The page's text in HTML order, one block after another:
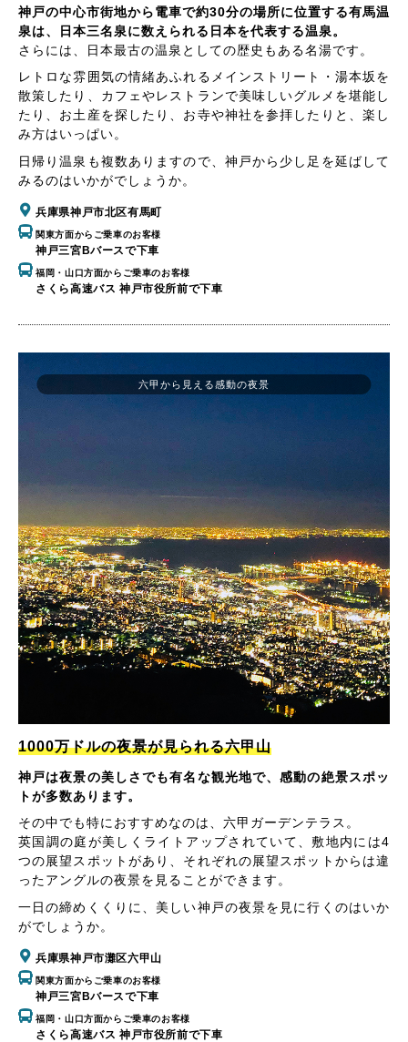
神戸の中心市街地から電車で約30分の場所に位置する有馬温
泉は、日本三名泉に数えられる日本を代表する温泉。
さらには、日本最古の温泉としての歴史もある名湯です。
レトロな雰囲気の情緒あふれるメインストリート・湯本坂を
散策したり、カフェやレストランで美味しいグルメを堪能し
たり、お土産を探したり、お寺や神社を参拝したりと、楽し
み方はいっぱい。
日帰り温泉も複数ありますので、神戸から少し足を延ばして
みるのはいかがでしょうか。
兵庫県神戸市北区有馬町
関東方面からご乗車のお客様
神戸三宮Bバースで下車
福岡・山口方面からご乗車のお客様
さくら高速バス 神戸市役所前で下車
1000万ドルの夜景が見られる六甲山
神戸は夜景の美しさでも有名な観光地で、感動の絶景スポッ
トが多数あります。
その中でも特におすすめなのは、六甲ガーデンテラス。
英国調の庭が美しくライトアップされていて、敷地内には4
つの展望スポットがあり、それぞれの展望スポットからは違
ったアングルの夜景を見ることができます。
一日の締めくくりに、美しい神戸の夜景を見に行くのはいか
がでしょうか。
兵庫県神戸市灘区六甲山
関東方面からご乗車のお客様
神戸三宮Bバースで下車
福岡・山口方面からご乗車のお客様
さくら高速バス 神戸市役所前で下車
六甲から見える感動の夜景